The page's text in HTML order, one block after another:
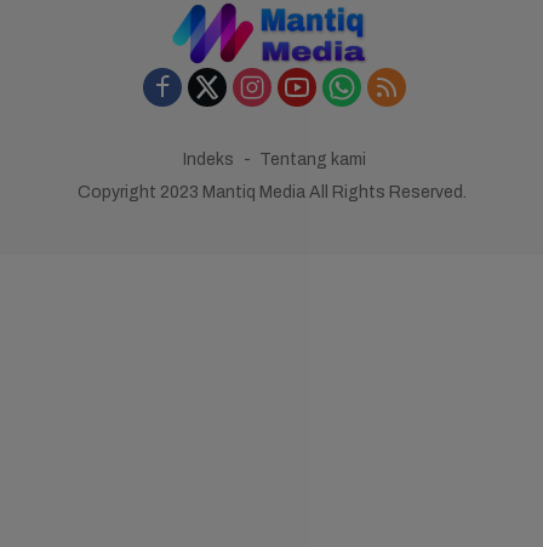
Indeks
Tentang kami
Copyright 2023 Mantiq Media All Rights Reserved.